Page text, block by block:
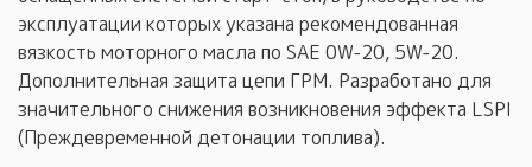
эксплуатации которых указана рекомендованная
вязкость моторного масла по SAE 0W-20, 5W-20.
Дополнительная защита цепи ГРМ. Разработано для
значительного снижения возникновения эффекта LSPI
(Преждевременной детонации топлива).